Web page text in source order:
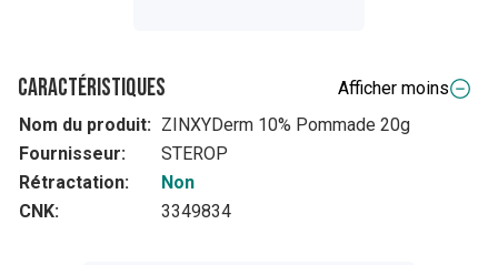
Caractéristiques
Afficher moins
Nom du produit: ZINXYDerm 10% Pommade 20g
Fournisseur:
STEROP
Rétractation:
Non
CNK:
3349834